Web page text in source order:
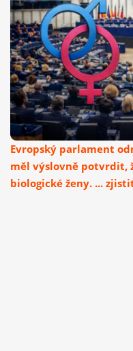
Evropský parlament
měl výslovně potvrdit,
biologické ženy. ...